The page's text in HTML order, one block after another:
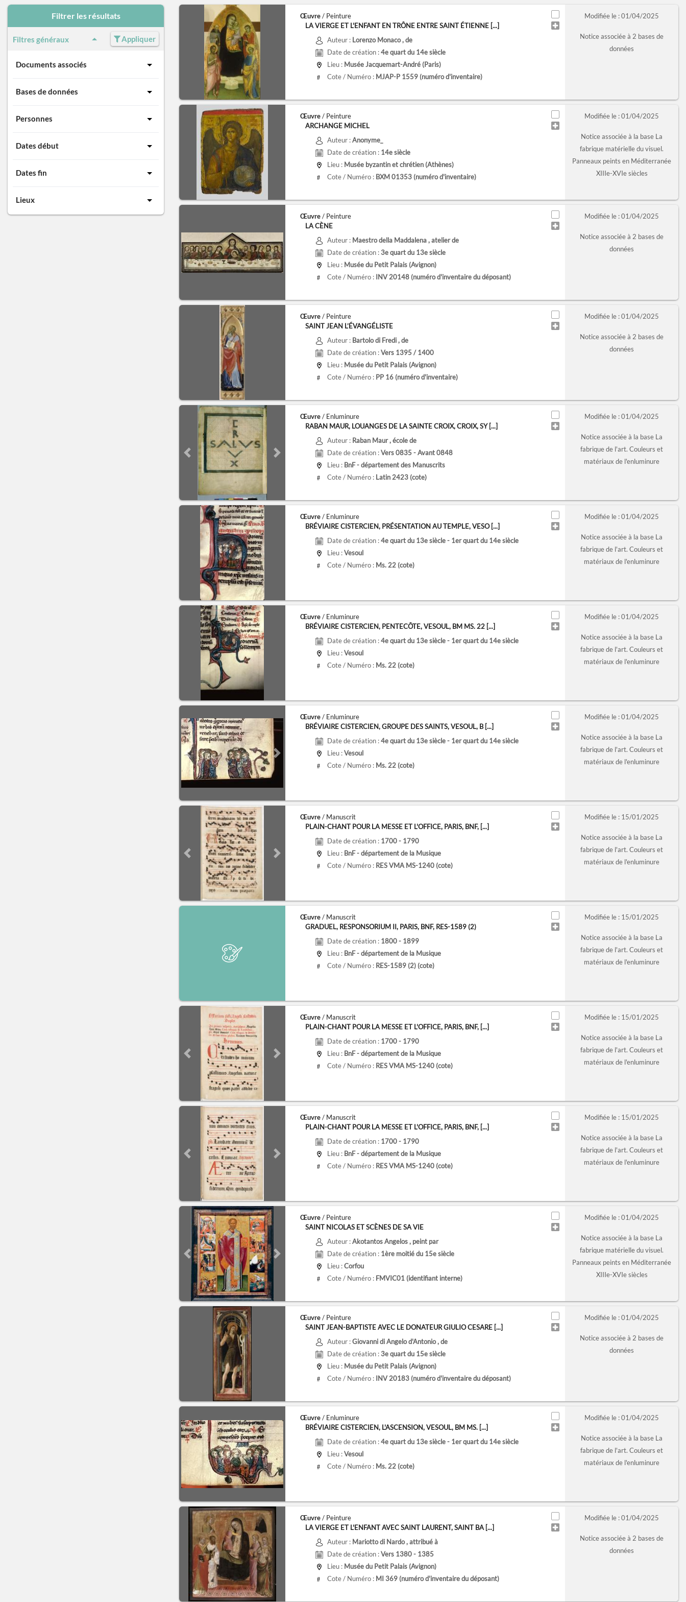
Filtrer les résultats
Filtres généraux Appliquer
Documents associés
Bases de données
Personnes
Dates début
Dates fin
Lieux
Œuvre/ Peinture
LA VIERGE ET L'ENFANT EN TRÔNE ENTRE SAINT ÉTIENNE [...]
Auteur : Lorenzo Monaco, de
Date de création :4e quart du 14e siècle
Lieu : Musée Jacquemart-André (Paris)
# Cote / Numéro : MJAP-P 1559 (numéro d'inventaire)
Modifiée le : 01/04/2025
Notice associée à 2 bases de
données
Œuvre/ Peinture
ARCHANGE MICHEL
Auteur :Anonyme_
Date de création : 14e siècle
Lieu : Musée byzantin et chrétien (Athènes)
# Cote / Numéro : BXM 01353 (numéro d'inventaire)
Modifiée le : 01/04/2025
Notice associée à la base La
fabrique matérielle du visuel.
Panneaux peints en Méditerranée
XIIIe-XVIe siècles
Œuvre/ Peinture
LA CÈNE
Auteur : Maestro della Maddalena, atelier de
Date de création :3e quart du 13e siècle
Lieu : Musée du Petit Palais (Avignon)
# Cote / Numéro : INV 20148 (numéro d'inventaire du déposant)
Modifiée le : 01/04/2025
Notice associée à 2 bases de
données
Œuvre/ Peinture
SAINT JEAN L’ÉVANGÉLISTE
Auteur : Bartolo di Fredi, de
Date de création :Vers 1395 / 1400
Lieu : Musée du Petit Palais (Avignon)
# Cote / Numéro : PP 16 (numéro d'inventaire)
Modifiée le : 01/04/2025
Notice associée à 2 bases de
données
Previous slide Next slide
Œuvre/ Enluminure
RABAN MAUR, LOUANGES DE LA SAINTE CROIX, CROIX, SY [...]
Auteur : Raban Maur, école de
Date de création :Vers 0835 - Avant 0848
Lieu : BnF - département des Manuscrits
# Cote / Numéro : Latin 2423 (cote)
Modifiée le : 01/04/2025
Notice associée à la base La
fabrique de l'art. Couleurs et
matériaux de l'enluminure
Œuvre/ Enluminure
BRÉVIAIRE CISTERCIEN, PRÉSENTATION AU TEMPLE, VESO [...]
Date de création :4e quart du 13e siècle - 1er quart du 14e siècle
Lieu :Vesoul
# Cote / Numéro : Ms. 22 (cote)
Modifiée le : 01/04/2025
Notice associée à la base La
fabrique de l'art. Couleurs et
matériaux de l'enluminure
Œuvre/ Enluminure
BRÉVIAIRE CISTERCIEN, PENTECÔTE, VESOUL, BM MS. 22 [...]
Date de création :4e quart du 13e siècle - 1er quart du 14e siècle
Lieu :Vesoul
# Cote / Numéro : Ms. 22 (cote)
Modifiée le : 01/04/2025
Notice associée à la base La
fabrique de l'art. Couleurs et
matériaux de l'enluminure
Previous slide Next slide
Œuvre/ Enluminure
BRÉVIAIRE CISTERCIEN, GROUPE DES SAINTS, VESOUL, B [...]
Date de création :4e quart du 13e siècle - 1er quart du 14e siècle
Lieu :Vesoul
# Cote / Numéro : Ms. 22 (cote)
Modifiée le : 01/04/2025
Notice associée à la base La
fabrique de l'art. Couleurs et
matériaux de l'enluminure
Previous slide Next slide
Œuvre/ Manuscrit
PLAIN-CHANT POUR LA MESSE ET L'OFFICE, PARIS, BNF, [...]
Date de création : 1700 - 1790
Lieu : BnF - département de la Musique
# Cote / Numéro : RES VMA MS-1240 (cote)
Modifiée le : 15/01/2025
Notice associée à la base La
fabrique de l'art. Couleurs et
matériaux de l'enluminure
Œuvre/ Manuscrit
GRADUEL, RESPONSORIUM II, PARIS, BNF, RES-1589 (2)
Date de création : 1800 - 1899
Lieu : BnF - département de la Musique
# Cote / Numéro : RES-1589 (2) (cote)
Modifiée le : 15/01/2025
Notice associée à la base La
fabrique de l'art. Couleurs et
matériaux de l'enluminure
Previous slide Next slide
Œuvre/ Manuscrit
PLAIN-CHANT POUR LA MESSE ET L'OFFICE, PARIS, BNF, [...]
Date de création : 1700 - 1790
Lieu : BnF - département de la Musique
# Cote / Numéro : RES VMA MS-1240 (cote)
Modifiée le : 15/01/2025
Notice associée à la base La
fabrique de l'art. Couleurs et
matériaux de l'enluminure
Previous slide Next slide
Œuvre/ Manuscrit
PLAIN-CHANT POUR LA MESSE ET L'OFFICE, PARIS, BNF, [...]
Date de création : 1700 - 1790
Lieu : BnF - département de la Musique
# Cote / Numéro : RES VMA MS-1240 (cote)
Modifiée le : 15/01/2025
Notice associée à la base La
fabrique de l'art. Couleurs et
matériaux de l'enluminure
Previous slide Next slide
Œuvre/ Peinture
SAINT NICOLAS ET SCÈNES DE SA VIE
Auteur :Akotantos Angelos, peint par
Date de création : 1ère moitié du 15e siècle
Lieu :Corfou
# Cote / Numéro : FMVIC01 (identifiant interne)
Modifiée le : 01/04/2025
Notice associée à la base La
fabrique matérielle du visuel.
Panneaux peints en Méditerranée
XIIIe-XVIe siècles
Œuvre/ Peinture
SAINT JEAN-BAPTISTE AVEC LE DONATEUR GIULIO CESARE [...]
Auteur :Giovanni di Angelo d'Antonio, de
Date de création :3e quart du 15e siècle
Lieu : Musée du Petit Palais (Avignon)
# Cote / Numéro : INV 20183 (numéro d'inventaire du déposant)
Modifiée le : 01/04/2025
Notice associée à 2 bases de
données
Œuvre/ Enluminure
BRÉVIAIRE CISTERCIEN, L'ASCENSION, VESOUL, BM MS. [...]
Date de création :4e quart du 13e siècle - 1er quart du 14e siècle
Lieu :Vesoul
# Cote / Numéro : Ms. 22 (cote)
Modifiée le : 01/04/2025
Notice associée à la base La
fabrique de l'art. Couleurs et
matériaux de l'enluminure
Œuvre/ Peinture
LA VIERGE ET L'ENFANT AVEC SAINT LAURENT, SAINT BA [...]
Auteur : Mariotto di Nardo, attribué à
Date de création :Vers 1380 - 1385
Lieu : Musée du Petit Palais (Avignon)
# Cote / Numéro : MI 369 (numéro d'inventaire du déposant)
Modifiée le : 01/04/2025
Notice associée à 2 bases de
données